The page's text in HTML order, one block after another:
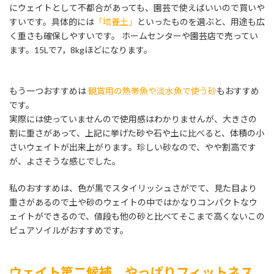
にウェイトとして不都合があっても、園芸で使えばいいので買いや
すいです。具体的には 「培養土」
といったものを選ぶと、用途も広
く重さも確保しやすいです。 ホームセンターや園芸店で売ってい
ます。15Lで7，8kgほどになります。
もう一つおすすめは観賞用の熱帯魚や淡水魚で使う砂もおすすめ
です。
実際には使っていませんので使用感はわかりませんが、大きさの
割に重さがあって、上記に挙げた砂や石や土に比べると、体積の小
さいウェイトが出来上がります。珍しい砂なので、やや割高です
が、よさそうな感じでした。
私のおすすめは、色が黒でスタイリッシュさがでて、見た目より
重さがあるので土や砂のウェイトの中ではかなりコンパクトなウ
ェイトができるので、値段も他の砂と比べてそこまで高くないこの
ピュアソイルがおすすめです。